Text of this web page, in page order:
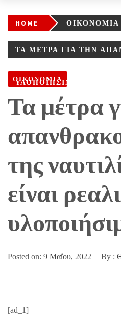
HOME ΟΙΚΟΝΟΜΙΑ
ΤΑ ΜΈΤΡΑ ΓΙΑ ΤΗΝ
ΥΛΟΠΟΙΉΣΙΜΑ
ΟΙΚΟΝΟΜΙΑ
Τα μέτρα
της
είναι
Posted on: 9 Μαΐου, 2022 By :
[ad_1]